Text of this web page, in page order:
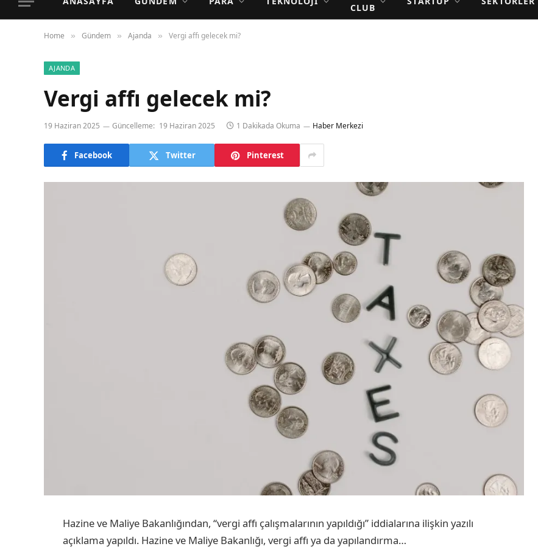
CLUB
Home » Gündem » Ajanda » Vergi affı gelecek mi?
AJANDA
Vergi affı gelecek mi?
19 Haziran 2025 Güncelleme: 19 Haziran 2025 1 Dakikada Okuma Haber Merkezi
Facebook Twitter Pinterest
Hazine ve Maliye Bakanlığından, “vergi affı çalışmalarının yapıldığı” iddialarına ilişkin yazılı
açıklama yapıldı. Hazine ve Maliye Bakanlığı, vergi affı ya da yapılandırma…